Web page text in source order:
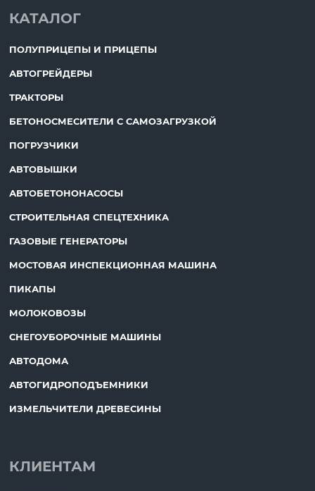
КАТАЛОГ
ПОЛУПРИЦЕПЫ И ПРИЦЕПЫ
АВТОГРЕЙДЕРЫ
ТРАКТОРЫ
БЕТОНОСМЕСИТЕЛИ С САМОЗАГРУЗКОЙ
ПОГРУЗЧИКИ
АВТОВЫШКИ
АВТОБЕТОНОНАСОСЫ
СТРОИТЕЛЬНАЯ СПЕЦТЕХНИКА
ГАЗОВЫЕ ГЕНЕРАТОРЫ
МОСТОВАЯ ИНСПЕКЦИОННАЯ МАШИНА
ПИКАПЫ
МОЛОКОВОЗЫ
СНЕГОУБОРОЧНЫЕ МАШИНЫ
АВТОДОМА
АВТОГИДРОПОДЪЕМНИКИ
ИЗМЕЛЬЧИТЕЛИ ДРЕВЕСИНЫ
КЛИЕНТАМ